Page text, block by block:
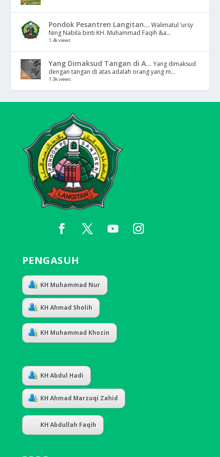
Pondok Pesantren Langitan... Walimatul ‘ursy
Ning Nabila binti KH. Muhammad Faqih &a...
1.4k views
Yang Dimaksud Tangan di A... Yang dimaksud
dengan tangan di atas adalah orang yang m...
1.3k views
PENGASUH
KH Muhammad Nur
KH Ahmad Sholih
KH Muhammad Khozin
KH Abdul Hadi
KH Ahmad Marzuqi Zahid
KH Abdullah Faqih